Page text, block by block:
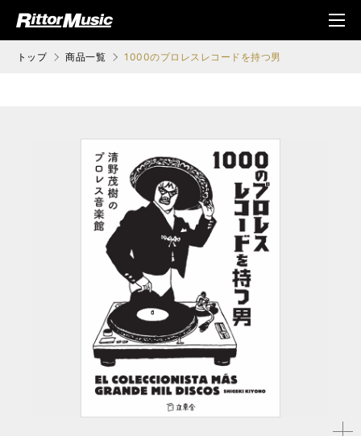
ジック (Rittor Musi
メニ
ュ
トップ 商品一覧 1000のプロレスレコードを持つ男
拡大す